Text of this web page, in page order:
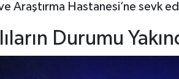
Araştırma Hastanesi’ne sevk
Durumu